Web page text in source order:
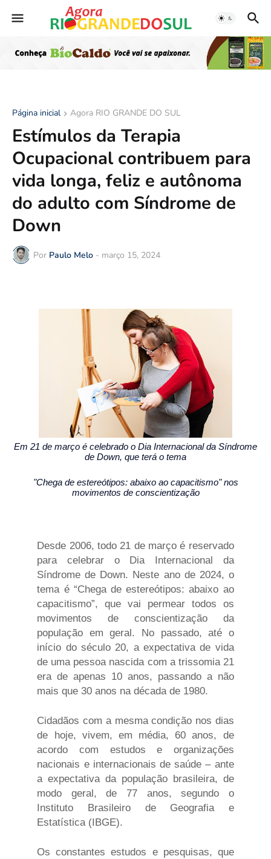
Página inicial Agora RIO GRANDE DO SUL
Estímulos da Terapia
Ocupacional contribuem para
vida longa, feliz e autônoma
do adulto com Síndrome de
Down
Por Paulo Melo - março 15, 2024
Em 21 de março é celebrado o Dia Internacional da Síndrome
de Down, que terá o tema
"Chega de estereótipos: abaixo ao capacitismo" nos
movimentos de conscientização
Desde 2006, todo 21 de março é reservado
para celebrar o Dia Internacional da
Síndrome de Down. Neste ano de 2024, o
tema é “Chega de estereótipos: abaixo ao
capacitismo”, que vai permear todos os
movimentos de conscientização da
população em geral. No passado, até o
início do século 20, a expectativa de vida
de uma pessoa nascida com a trissomia 21
era de apenas 10 anos, passando a não
mais que 30 anos na década de 1980.
Cidadãos com a mesma condição nos dias
de hoje, vivem, em média, 60 anos, de
acordo com estudos e organizações
nacionais e internacionais de saúde – ante
a expectativa da população brasileira, de
modo geral, de 77 anos, segundo o
Instituto Brasileiro de Geografia e
Estatística (IBGE).
Os constantes estudos e pesquisas, que